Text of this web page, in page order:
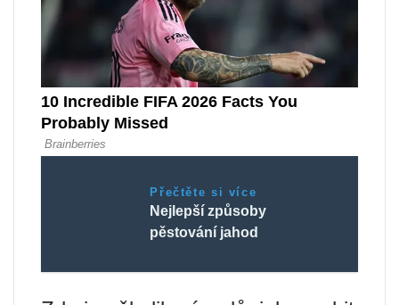
Přečtěte si více
Nejlepší způsoby
pěstování jahod